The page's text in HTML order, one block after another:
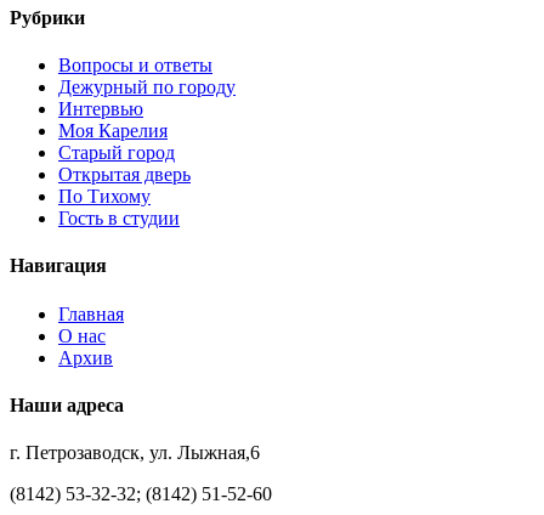
Рубрики
Вопросы и ответы
Дежурный по городу
Интервью
Моя Карелия
Старый город
Открытая дверь
По Тихому
Гость в студии
Навигация
Главная
О нас
Архив
Наши адреса
г. Петрозаводск, ул. Лыжная,6
(8142) 53-32-32; (8142) 51-52-60